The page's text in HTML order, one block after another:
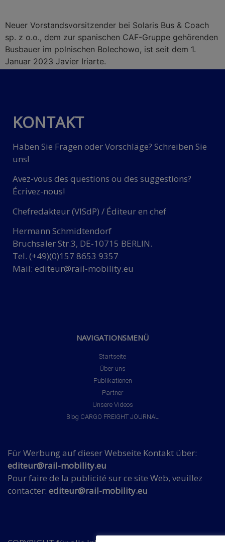
Neuer Vorstandsvorsitzender bei Solaris Bus & Coach
sp. z o.o., dem zur spanischen CAF-Gruppe gehörenden
Busbauer im polnischen Bolechowo, ist seit dem 1.
Januar 2023 Javier Iriarte.
KONTAKT
Haben Sie Fragen oder Vorschläge? Schreiben Sie
uns!
Avez-vous des questions ou des suggestions?
Écrivez-nous!
Chefredakteur (VISdP) / Éditeur en chef
Hermann Schmidtendorf
Bruchsaler Str.3, DE-10715 BERLIN.
Tel. (+49)(0)157 8653 9357
Mail: editeur@rail-mobility.eu
NAVIGATIONSMENÜ
Startseite
Über uns
Publikationen
Partner
Unsere Videos
Blog CARGO FREIGHT JOURNAL
Für Werbung auf dieser Webseite Kontakt über:
editeur@rail-mobility.eu
Pour faire de la publicité sur ce site Web, veuillez
contacter: editeur@rail-mobility.eu